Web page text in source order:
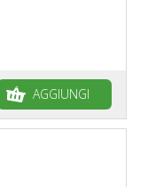
AGGIUNGI